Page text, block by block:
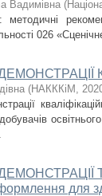
Вадимівна (
026
(НАКККіМ ,
для